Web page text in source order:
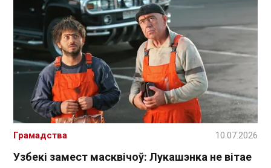
Узбекі замест масквічоў: Лукашэнка не вітае
Грамадства 10.07.2026